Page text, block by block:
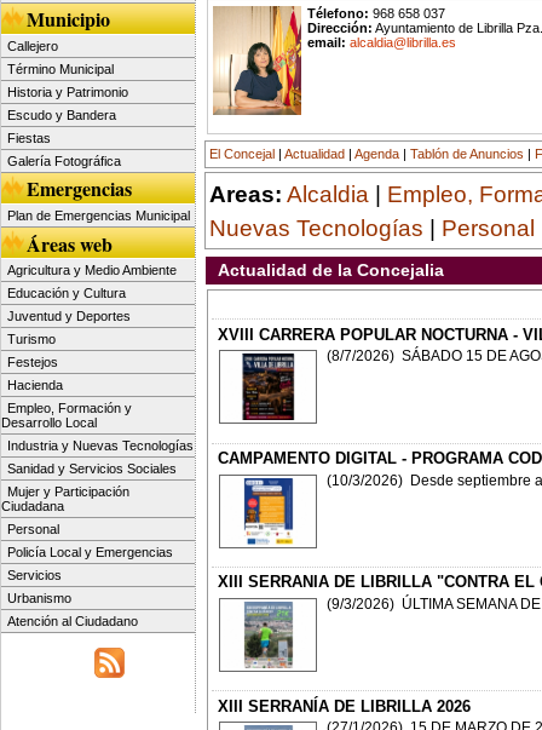
Municipio
Callejero
Término Municipal
Historia y Patrimonio
Escudo y Bandera
Fiestas
Galería Fotográfica
Emergencias
Plan de Emergencias Municipal
Áreas web
Agricultura y Medio Ambiente
Educación y Cultura
Juventud y Deportes
Turismo
Festejos
Hacienda
Empleo, Formación y
Desarrollo Local
Industria y Nuevas Tecnologías
Sanidad y Servicios Sociales
Mujer y Participación
Ciudadana
Personal
Policía Local y Emergencias
Servicios
Urbanismo
Atención al Ciudadano
Télefono: 968 658 037
Dirección: Ayuntamiento de Librilla
email: alcaldia@librilla.es
El Concejal Actualidad Agenda| Tablón de Anuncios
Areas: Alcaldia | Empleo,
Nuevas Tecnologías | Personal
Actualidad de la Concejalia
XVIII CARRERA POPULAR NOCTURNA -
(8/7/2026) SÁBADO 15 DE
CAMPAMENTO DIGITAL - PROGRAMA
(10/3/2026) Desde septiembre
XIII SERRANIA DE LIBRILLA "CONTRA EL
(9/3/2026) ÚLTIMA SEMANA
XIII SERRANÍA DE LIBRILLA 2026